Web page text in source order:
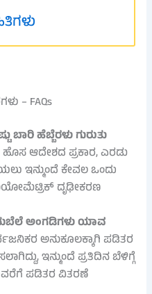
– FAQs
ಹೆಬ್ಬೆರಳು ಗುರುತು
ಆದೇಶದ ಪ್ರಕಾರ, ಎರಡು
ಇನ್ಮುಂದೆ ಕೇವಲ ಒಂದು
ದೃಢೀಕರಣ
ಅಂಗಡಿಗಳು ಯಾವ
ಅನುಕೂಲಕ್ಕಾಗಿ ಪಡಿತರ
ಇನ್ಮುಂದೆ ಪ್ರತಿದಿನ ಬೆಳಿಗ್ಗೆ
ಪಡಿತರ ವಿತರಣೆ